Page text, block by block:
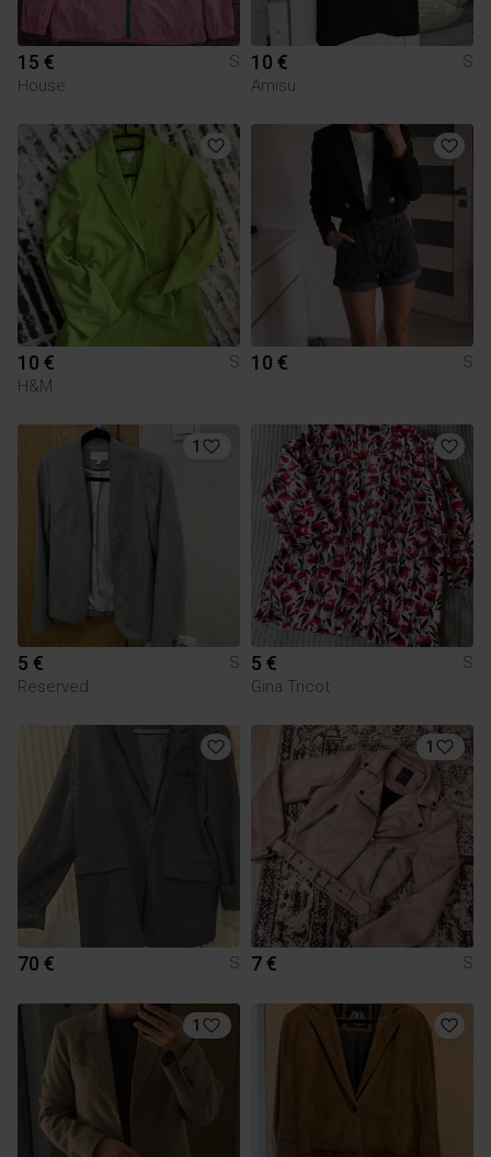
15 €
S
House
10 €
S
Amisu
10 €
S
H&M
10 € S
1
5 €
S
Reserved
5 €
S
Gina Tricot
70 € S
1
7 € S
1